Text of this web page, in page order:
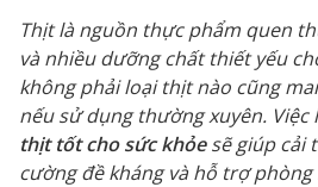
Thịt là nguồn thực phẩm quen
và nhiều dưỡng chất thiết yếu
không phải loại thịt nào cũng
nếu sử dụng thường xuyên. Việc
thịt tốt cho sức khỏesẽ giúp cải
cường đề kháng và hỗ trợ